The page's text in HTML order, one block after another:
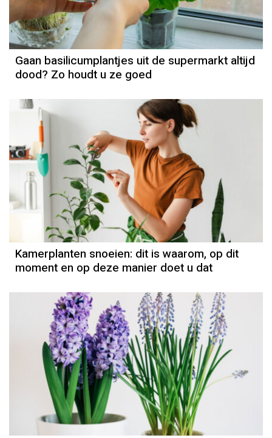
Gaan basilicumplantjes uit de supermarkt altijd
dood? Zo houdt u ze goed
Kamerplanten snoeien: dit is waarom, op dit
moment en op deze manier doet u dat